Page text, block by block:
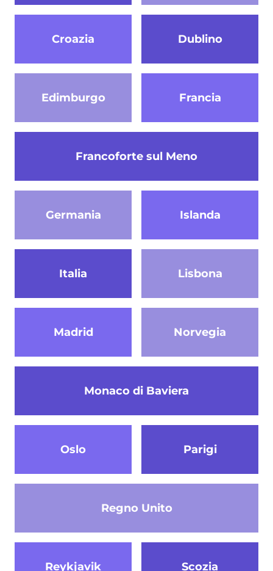
Croazia Dublino
Edimburgo Francia
Francoforte sul Meno
Germania Islanda
Italia Lisbona
Madrid
Monaco di Baviera
Norvegia
Oslo Parigi
Regno Unito
Reykjavik Scozia